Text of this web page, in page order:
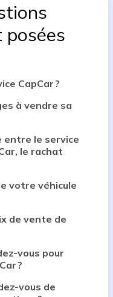
CapCar ?
à vendre sa
entre le service
le rachat
votre véhicule
de vente de
vous pour
?
vous de